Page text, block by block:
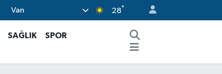
Van 28°
SAĞLIK
SPOR